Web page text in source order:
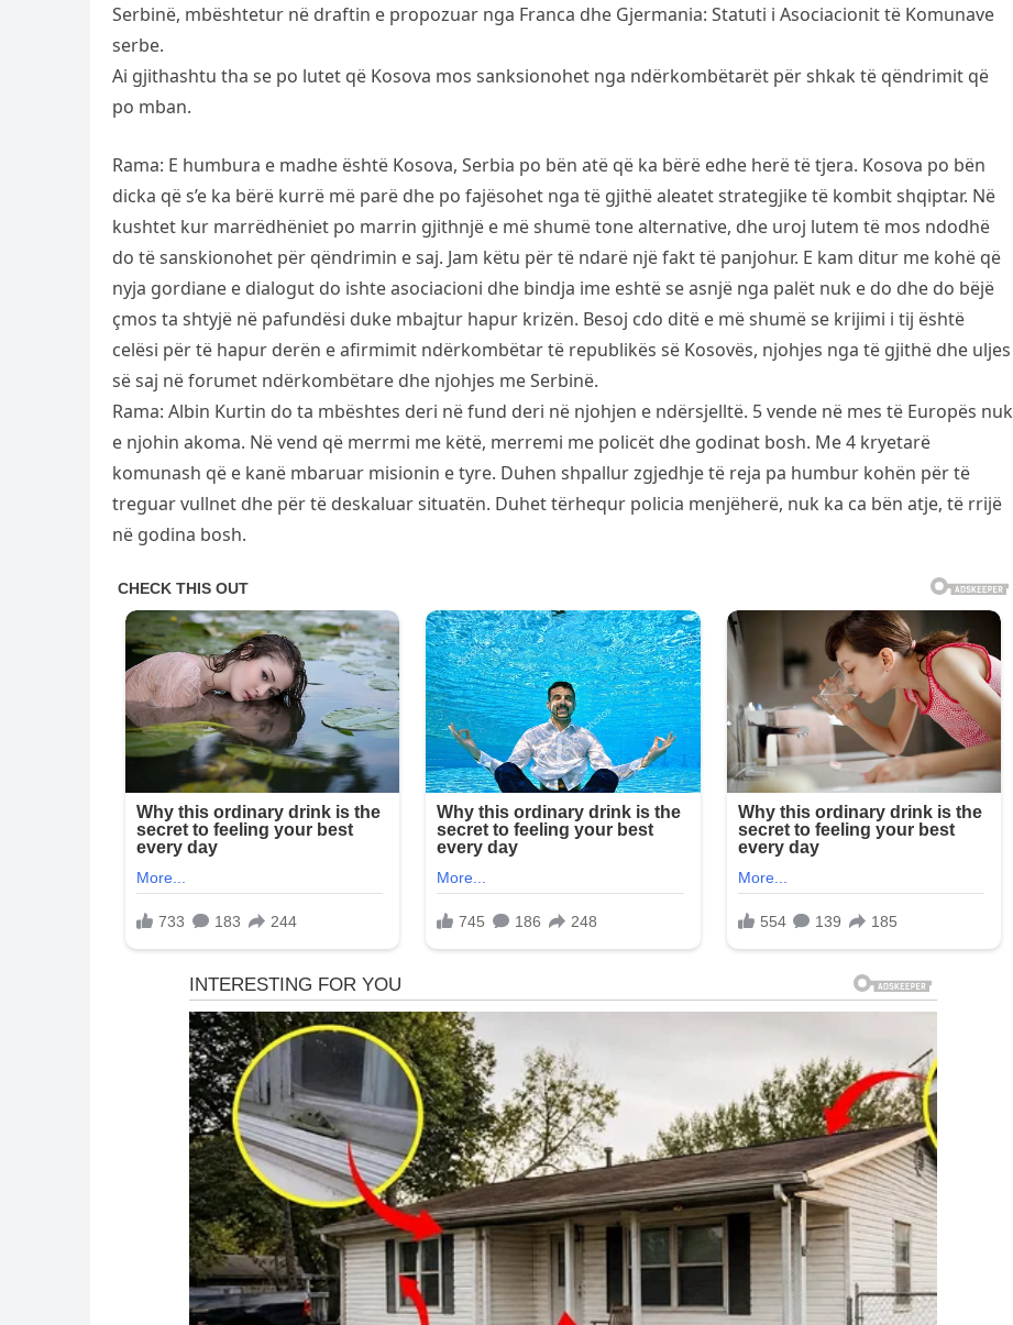
Serbinë, mbështetur në draftin e propozuar nga Franca dhe Gjermania: Statuti i Asociacionit të Komunave
serbe.
Ai gjithashtu tha se po lutet që Kosova mos sanksionohet nga ndërkombëtarët për shkak të qëndrimit që
po mban.
Rama: E humbura e madhe është Kosova, Serbia po bën atë që ka bërë edhe herë të tjera. Kosova po bën
dicka që s’e ka bërë kurrë më parë dhe po fajësohet nga të gjithë aleatet strategjike të kombit shqiptar. Në
kushtet kur marrëdhëniet po marrin gjithnjë e më shumë tone alternative, dhe uroj lutem të mos ndodhë
do të sanskionohet për qëndrimin e saj. Jam këtu për të ndarë një fakt të panjohur. E kam ditur me kohë që
nyja gordiane e dialogut do ishte asociacioni dhe bindja ime eshtë se asnjë nga palët nuk e do dhe do bëjë
çmos ta shtyjë në pafundësi duke mbajtur hapur krizën. Besoj cdo ditë e më shumë se krijimi i tij është
celësi për të hapur derën e afirmimit ndërkombëtar të republikës së Kosovës, njohjes nga të gjithë dhe uljes
së saj në forumet ndërkombëtare dhe njohjes me Serbinë.
Rama: Albin Kurtin do ta mbështes deri në fund deri në njohjen e ndërsjelltë. 5 vende në mes të Europës nuk
e njohin akoma. Në vend që merrmi me këtë, merremi me policët dhe godinat bosh. Me 4 kryetarë
komunash që e kanë mbaruar misionin e tyre. Duhen shpallur zgjedhje të reja pa humbur kohën për të
treguar vullnet dhe për të deskaluar situatën. Duhet tërhequr policia menjëherë, nuk ka ca bën atje, të rrijë
në godina bosh.